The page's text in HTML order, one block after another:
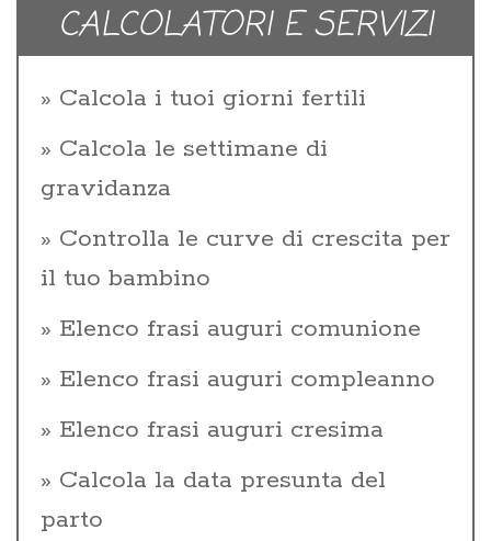
CALCOLATORI E SERVIZI
Calcola i tuoi giorni fertili
Calcola le settimane di
gravidanza
Controlla le curve di crescita per
il tuo bambino
Elenco frasi auguri comunione
Elenco frasi auguri compleanno
Elenco frasi auguri cresima
Calcola la data presunta del
parto